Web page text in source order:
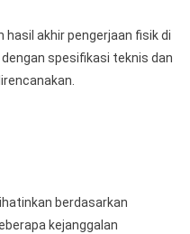
Rawas
Dinilai
hasil akhir pengerjaan fisik di
spesifikasi teknis dan
berdasarkan
kejanggalan